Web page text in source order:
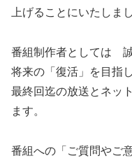
上げることにいたしま
番組制作者としては
将来の「復活」を目指
最終回迄の放送とネッ
ます。
番組への「ご質問やご